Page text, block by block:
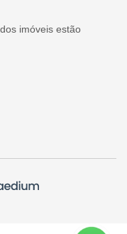
imóveis estão